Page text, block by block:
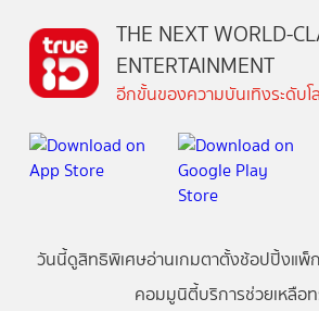
THE NEXT WORLD-
ENTERTAINMENT
อีกขั้นของความบันเทิงระดับ
วันนี้ดูสิทธิพิเศษอ่านเกมตาตั้งช้อปปิ้งแพ็
คอมมูนิตี้บริการช่วยเหลือ